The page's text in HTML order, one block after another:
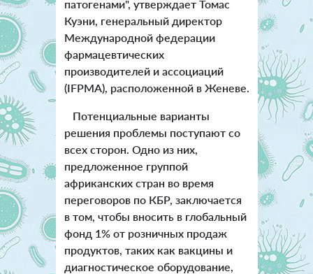
патогенами", утверждает Томас
Куэни, генеральный директор
Международной федерации
фармацевтических
производителей и ассоциаций
(IFPMA), расположенной в Женеве.
Потенциальные варианты
решения проблемы поступают со
всех сторон. Одно из них,
предложенное группой
африканских стран во время
переговоров по КБР, заключается
в том, чтобы вносить в глобальный
фонд 1% от розничных продаж
продуктов, таких как вакцины и
диагностическое оборудование,